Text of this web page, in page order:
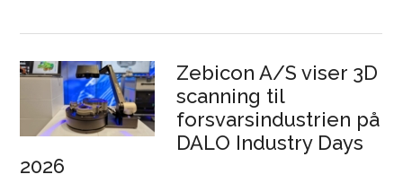
Zebicon A/S viser 3D
scanning til
forsvarsindustrien på
DALO Industry Days
2026